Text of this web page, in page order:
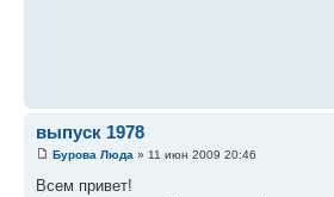
выпуск 1978
Бурова Люда » 11 июн 2009 20:46
Всем привет!